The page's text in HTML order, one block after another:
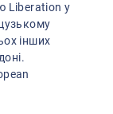
Liberation у
інших